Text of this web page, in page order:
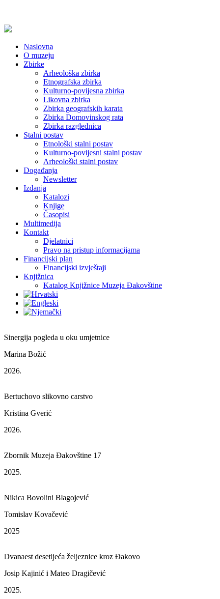
Naslovna
O muzeju
Zbirke
Arheološka zbirka
Etnografska zbirka
Kulturno-povijesna zbirka
Likovna zbirka
Zbirka geografskih karata
Zbirka Domovinskog rata
Zbirka razglednica
Stalni postav
Etnološki stalni postav
Kulturno-povijesni stalni postav
Arheološki stalni postav
Događanja
Newsletter
Izdanja
Katalozi
Knjige
Časopisi
Multimedija
Kontakt
Djelatnici
Pravo na pristup informacijama
Financijski plan
Financijski izvještaji
Knjižnica
Katalog Knjižnice Muzeja Đakovštine
Sinergija pogleda u oku umjetnice
Marina Božić
2026.
Bertuchovo slikovno carstvo
Kristina Gverić
2026.
Zbornik Muzeja Đakovštine 17
2025.
Nikica Bovolini Blagojević
Tomislav Kovačević
2025
Dvanaest desetljeća željeznice kroz Đakovo
Josip Kajinić i Mateo Dragičević
2025.